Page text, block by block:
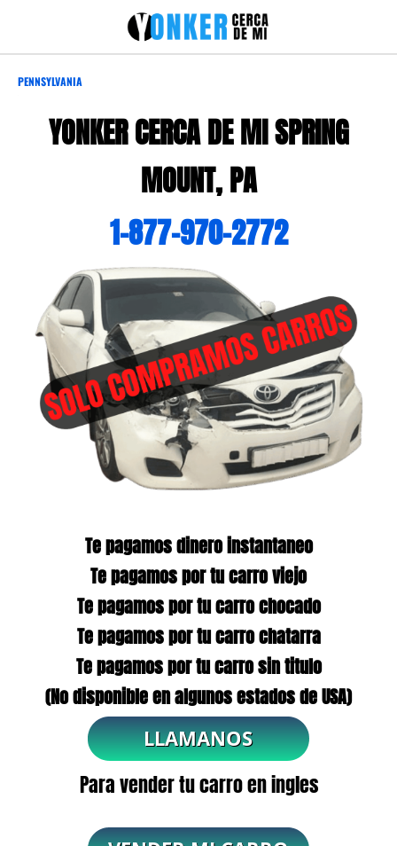
PENNSYLVANIA
YONKER CERCA DE MI SPRING
MOUNT, PA
1-877-970-2772
Te pagamos dinero instantaneo
Te pagamos por tu carro viejo
Te pagamos por tu carro chocado
Te pagamos por tu carro chatarra
Te pagamos por tu carro sin titulo
(No disponible en algunos estados de USA)
Para vender tu carro en ingles